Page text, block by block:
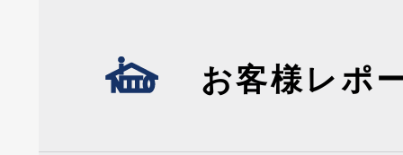
お客様レポ